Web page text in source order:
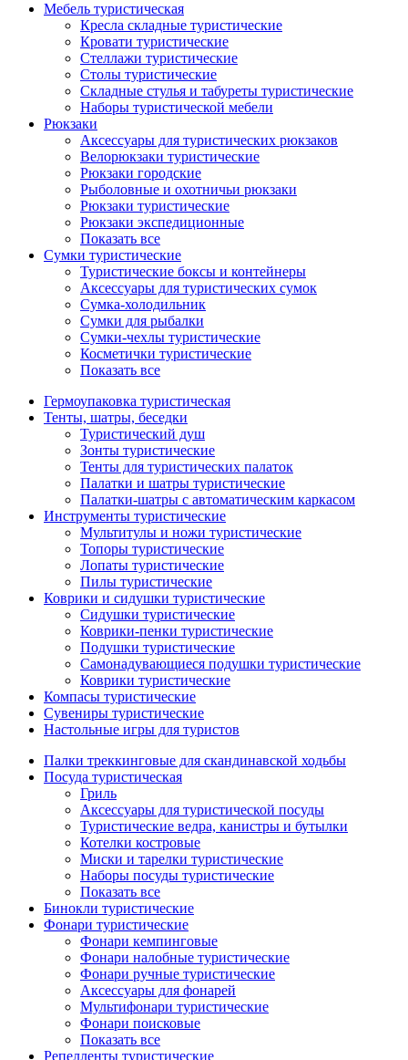
Мебель туристическая
Кресла складные туристические
Кровати туристические
Стеллажи туристические
Столы туристические
Складные стулья и табуреты туристические
Наборы туристической мебели
Рюкзаки
Аксессуары для туристических рюкзаков
Велорюкзаки туристические
Рюкзаки городские
Рыболовные и охотничьи рюкзаки
Рюкзаки туристические
Рюкзаки экспедиционные
Показать все
Сумки туристические
Туристические боксы и контейнеры
Аксессуары для туристических сумок
Сумка-холодильник
Сумки для рыбалки
Сумки-чехлы туристические
Косметички туристические
Показать все
Гермоупаковка туристическая
Тенты, шатры, беседки
Туристический душ
Зонты туристические
Тенты для туристических палаток
Палатки и шатры туристические
Палатки-шатры с автоматическим каркасом
Инструменты туристические
Мультитулы и ножи туристические
Топоры туристические
Лопаты туристические
Пилы туристические
Коврики и сидушки туристические
Сидушки туристические
Коврики-пенки туристические
Подушки туристические
Самонадувающиеся подушки туристические
Коврики туристические
Компасы туристические
Сувениры туристические
Настольные игры для туристов
Палки треккинговые для скандинавской ходьбы
Посуда туристическая
Гриль
Аксессуары для туристической посуды
Туристические ведра, канистры и бутылки
Котелки костровые
Миски и тарелки туристические
Наборы посуды туристические
Показать все
Бинокли туристические
Фонари туристические
Фонари кемпинговые
Фонари налобные туристические
Фонари ручные туристические
Аксессуары для фонарей
Мультифонари туристические
Фонари поисковые
Показать все
Репелленты туристические